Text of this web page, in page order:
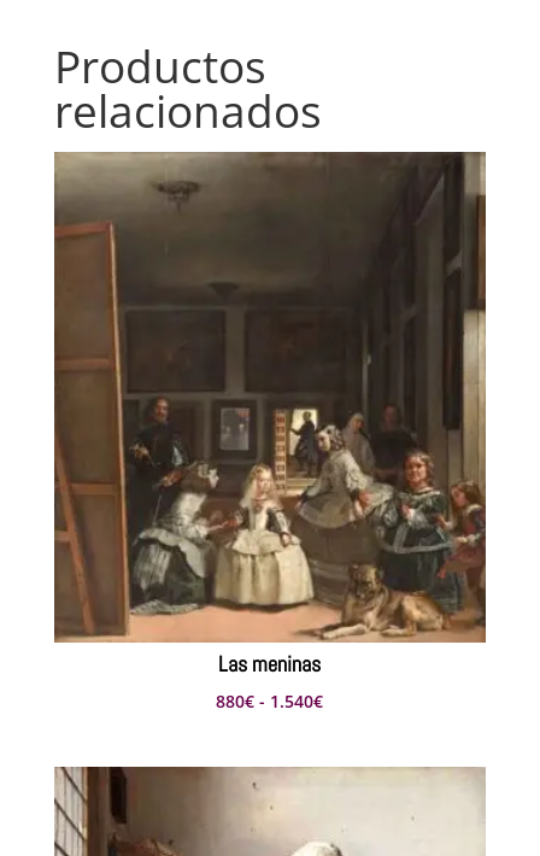
Productos
relacionados
Las meninas
880€ - 1.540€Rango
precios:
880€